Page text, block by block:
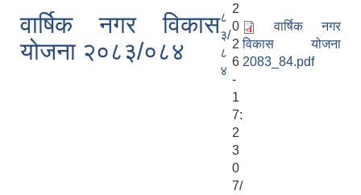
वार्षिक नगर विकास
योजना २०८३/०८४
८
३/
८
४
2
0
2
6
-
1
7:
2
3
वार्षिक नगर
विकास योजना
2083_84.pdf
0
7/